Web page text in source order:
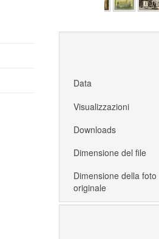
Data
Visualizzazioni
Downloads
Dimensione del file
Dimensione della foto
originale